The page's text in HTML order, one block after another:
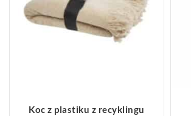
Koc z plastiku z recyklingu